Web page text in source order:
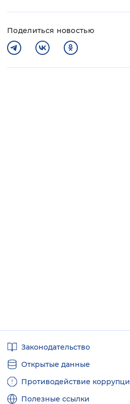
Поделиться новостью
ссылкиЗаконодательство
Открытые данные
Противодействие
Полезные ссылки